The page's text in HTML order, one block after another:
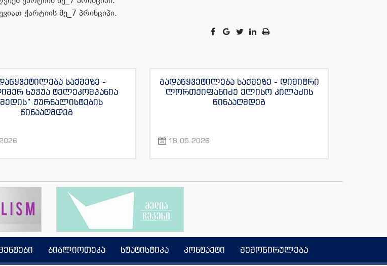
ქარტიის მე_7 პრინციპი.
საქმეზე -
ხუჭუა ტელეკომპანია
ჟურნალისტების
წინააღმდეგ
გადაწყვეტილება საქმეზე - დიმიტრი
ლორთქიფანიძე ელისო კილაძის
წინააღმდეგ
18.05.2026
ბიბლიოთეკა სტატისტიკა კონტაქტი შემოწირულება